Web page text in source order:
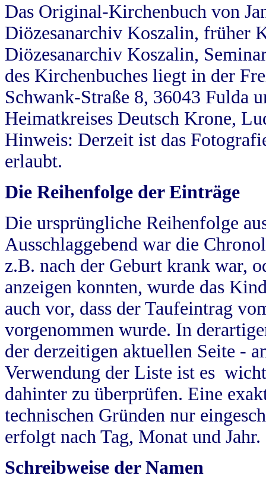
Das Original-Kirchenbuch von
Diözesanarchiv Koszalin, früher
Diözesanarchiv Koszalin,
des Kirchenbuches liegt in der
Schwank-Straße 8, 36043 Fulda
Heimatkreises Deutsch Krone,
Hinweis: Derzeit ist das
erlaubt.
Die Reihenfolge der Einträge
Die ursprüngliche Reihenfolge
Ausschlaggebend war die
z.B. nach der Geburt krank war,
anzeigen konnten, wurde das
auch vor, dass der Taufeintrag
vorgenommen wurde. In
der derzeitigen aktuellen Seite -
Verwendung der Liste ist es
dahinter zu überprüfen. Eine
technischen Gründen nur
erfolgt nach Tag, Monat und Jahr.
Schreibweise der Namen